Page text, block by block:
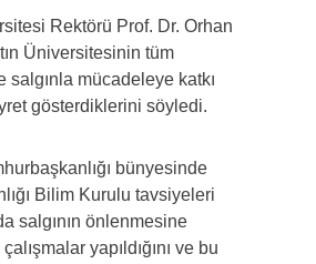
Rektörü Prof. Dr. Orhan
Üniversitesinin tüm
salgınla mücadeleye katkı
gösterdiklerini söyledi.
bünyesinde
Bilim Kurulu tavsiyeleri
salgının önlenmesine
yapıldığını ve bu